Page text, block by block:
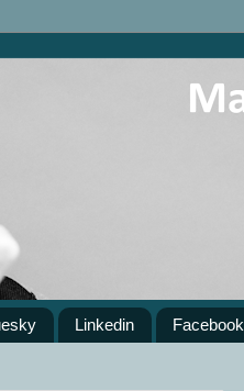
Linkedin Facebook